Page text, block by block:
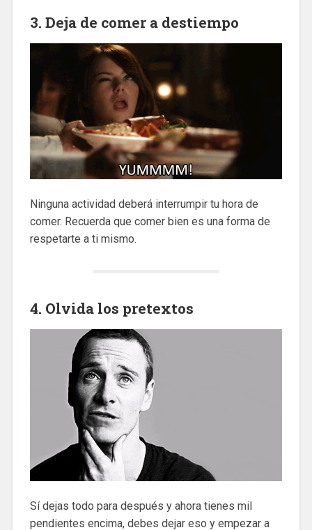
3. Deja de comer a destiempo
Ninguna actividad deberá interrumpir tu hora de
comer. Recuerda que comer bien es una forma de
respetarte a ti mismo.
4. Olvida los pretextos
Sí dejas todo para después y ahora tienes mil
pendientes encima, debes dejar eso y empezar a